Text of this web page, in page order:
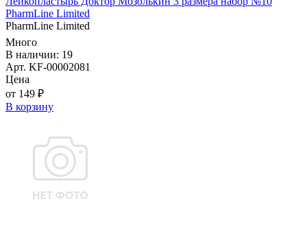
PharmLine Limited
PharmLine Limited
Много
В наличии: 19
Арт. KF-00002081
Цена
от 149 ₽
В корзину